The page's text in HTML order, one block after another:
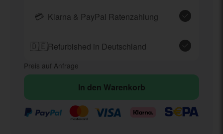
💳 Klarna & PayPal Ratenzahlung
🇩🇪Refurbished in Deutschland
Preis auf Anfrage
In den Warenkorb